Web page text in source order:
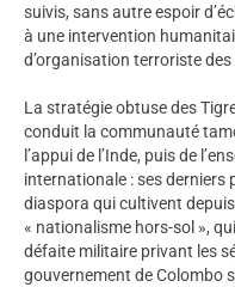
suivis, sans autre espoir
à une intervention
d’organisation terroriste des
La stratégie obtuse des
conduit la communauté
l’appui de l’Inde, puis de
internationale : ses derniers
diaspora qui cultivent
« nationalisme hors-sol »,
défaite militaire privant les
gouvernement de Colombo